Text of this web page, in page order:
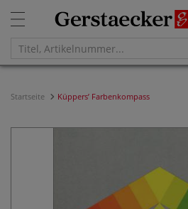
Startseite Küppers’ Farbenkompass